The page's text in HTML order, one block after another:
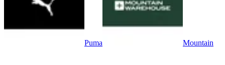
Puma Mountain